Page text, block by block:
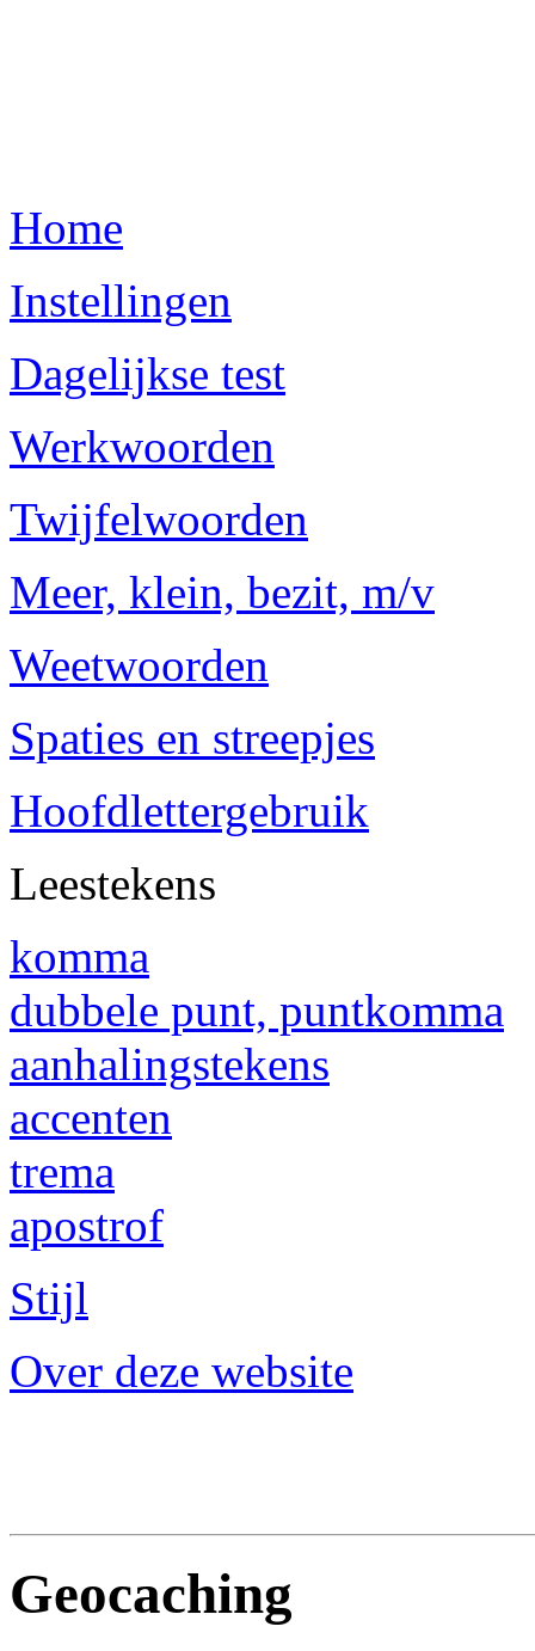
Home
Instellingen
Dagelijkse test
Werkwoorden
Twijfelwoorden
Meer, klein, bezit, m/v
Weetwoorden
Spaties en streepjes
Hoofdlettergebruik
Leestekens
komma
dubbele punt, puntkomma
aanhalingstekens
accenten
trema
apostrof
Stijl
Over deze website
Geocaching